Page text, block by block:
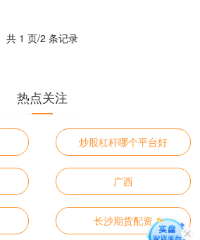
共 1 页/2 条记录
热点关注
炒股杠杆哪个平台好
广西
长沙期货配资